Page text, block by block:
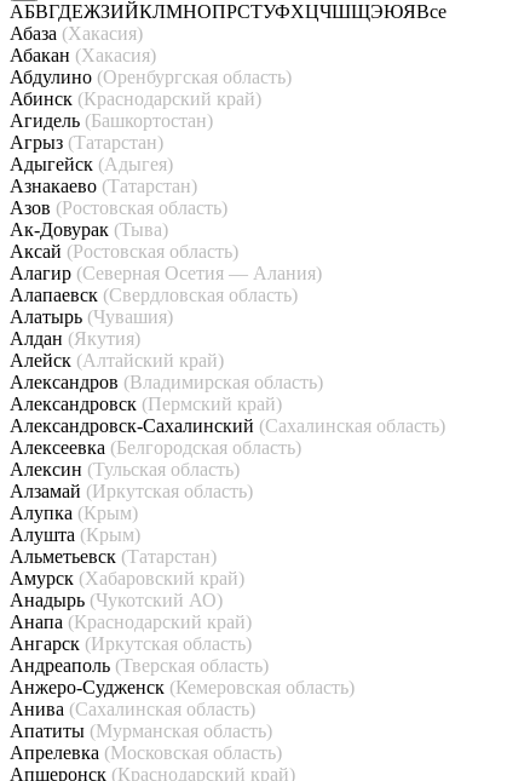
АБВГДЕЖЗИЙКЛМНОПРСТУФХЦЧШЩЭЮЯВсе
Абаза (Хакасия)
Абакан (Хакасия)
Абдулино (Оренбургская область)
Абинск (Краснодарский край)
Агидель (Башкортостан)
Агрыз (Татарстан)
Адыгейск (Адыгея)
Азнакаево (Татарстан)
Азов (Ростовская область)
Ак-Довурак (Тыва)
Аксай (Ростовская область)
Алагир (Северная Осетия — Алания)
Алапаевск (Свердловская область)
Алатырь (Чувашия)
Алдан (Якутия)
Алейск (Алтайский край)
Александров (Владимирская область)
Александровск (Пермский край)
Александровск-Сахалинский (Сахалинская область)
Алексеевка (Белгородская область)
Алексин (Тульская область)
Алзамай (Иркутская область)
Алупка (Крым)
Алушта (Крым)
Альметьевск (Татарстан)
Амурск (Хабаровский край)
Анадырь (Чукотский АО)
Анапа (Краснодарский край)
Ангарск (Иркутская область)
Андреаполь (Тверская область)
Анжеро-Судженск (Кемеровская область)
Анива (Сахалинская область)
Апатиты (Мурманская область)
Апрелевка (Московская область)
Апшеронск (Краснодарский край)